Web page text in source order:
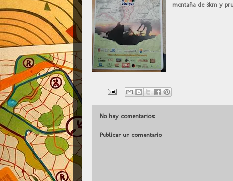
montaña de 8km y
No hay comentarios:
Publicar un comentario